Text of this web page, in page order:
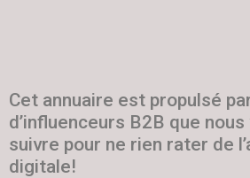
Cet annuaire est propulsé
d’influenceurs B2B que
suivre pour ne rien rater de
digitale!